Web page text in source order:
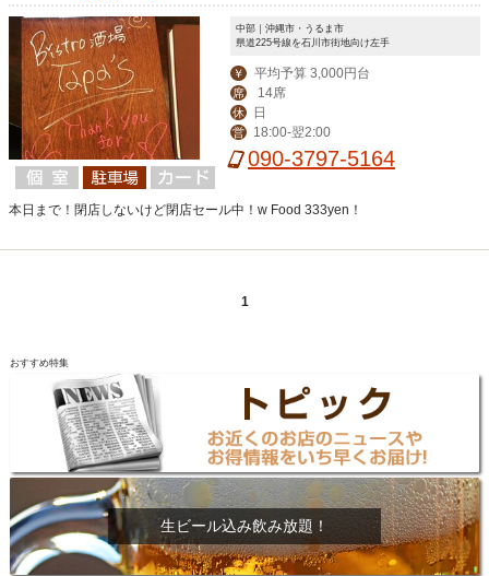
中部｜沖縄市・うるま市
県道225号線を石川市街地向け左手
￥ 平均予算 3,000円台
席 14席
休 日
営 18:00-翌2:00
090-3797-5164
本日まで！閉店しないけど閉店セール中！w Food 333yen！
1
おすすめ特集
生ビール込み飲み放題！